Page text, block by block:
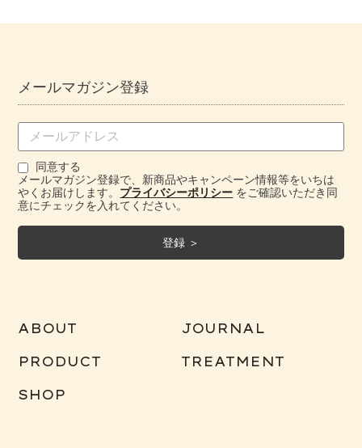
メールマガジン登録
同意する
メールマガジン登録で、新商品やキャンペーン情報等をいちは
やくお届けします。 プライバシーポリシー をご確認いただき同
意にチェックを入れてください。
ABOUT JOURNAL
PRODUCT TREATMENT
SHOP